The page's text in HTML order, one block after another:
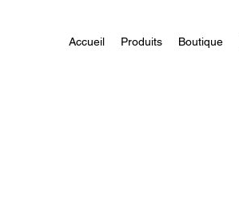
Accueil Produits Boutique